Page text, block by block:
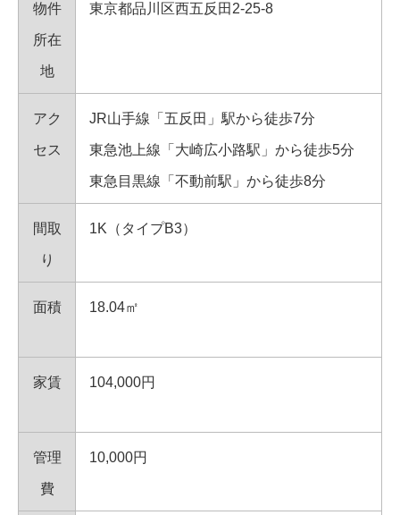
物件
所在
地
東京都品川区西五反田2-25-8
アク
セス
JR山手線「五反田」駅から徒歩7分
東急池上線「大崎広小路駅」から徒歩5分
東急目黒線「不動前駅」から徒歩8分
間取
り
1K（タイプB3）
面積 18.04㎡
家賃 104,000円
管理
費
10,000円